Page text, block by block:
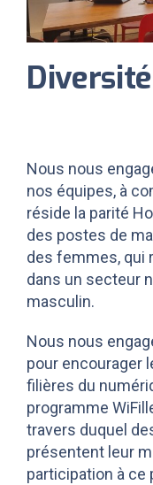
Nous nous
nos équipes, à
réside la parité
des postes de
des femmes, qui
dans un secteur
masculin.
Nous nous
pour encourager
filières du
programme
travers duquel
présentent leur
participation à ce